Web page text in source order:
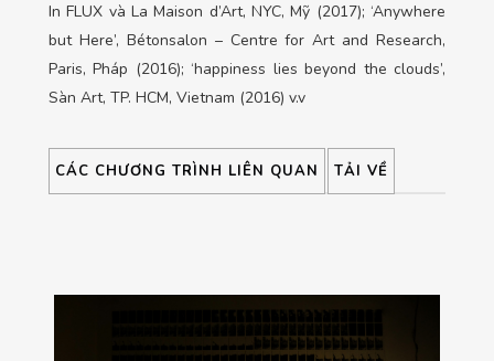
In FLUX và La Maison d’Art, NYC, Mỹ (2017); ‘Anywhere
but Here’, Bétonsalon – Centre for Art and Research,
Paris, Pháp (2016); ‘happiness lies beyond the clouds’,
Sàn Art, TP. HCM, Vietnam (2016) v.v
CÁC CHƯƠNG TRÌNH LIÊN QUAN TẢI VỀ